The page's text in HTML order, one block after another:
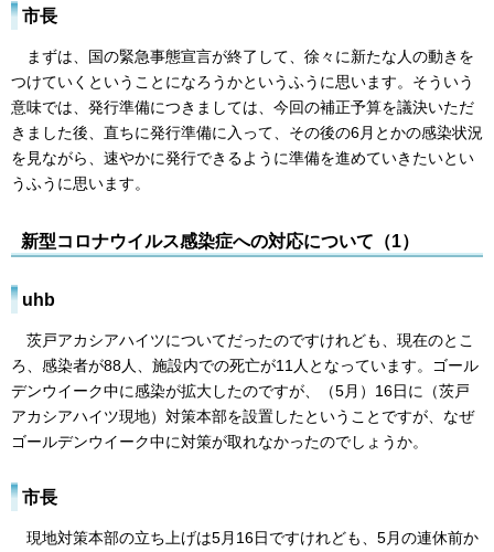
市長
まずは、国の緊急事態宣言が終了して、徐々に新たな人の動きを
つけていくということになろうかというふうに思います。そういう
意味では、発行準備につきましては、今回の補正予算を議決いただ
きました後、直ちに発行準備に入って、その後の6月とかの感染状況
を見ながら、速やかに発行できるように準備を進めていきたいとい
うふうに思います。
新型コロナウイルス感染症への対応について（1）
uhb
茨戸アカシアハイツについてだったのですけれども、現在のとこ
ろ、感染者が88人、施設内での死亡が11人となっています。ゴール
デンウイーク中に感染が拡大したのですが、（5月）16日に（茨戸
アカシアハイツ現地）対策本部を設置したということですが、なぜ
ゴールデンウイーク中に対策が取れなかったのでしょうか。
市長
現地対策本部の立ち上げは5月16日ですけれども、5月の連休前か